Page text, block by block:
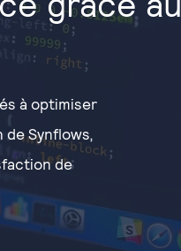
à optimiser
Synflows,
de